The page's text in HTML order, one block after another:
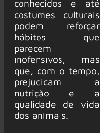
conhecidos e até
costumes culturais
podem reforçar
hábitos que
parecem
inofensivos, mas
que, com o tempo,
prejudicam a
nutrição e a
qualidade de vida
dos animais.